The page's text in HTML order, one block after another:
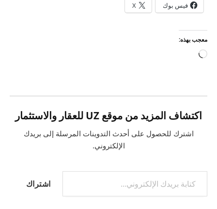
فيس بوك X
معجب بهذه:
جاري
اكتشاف المزيد من موقع UZ للعقار والاستثمار
اشترك للحصول على أحدث التدوينات المرسلة إلى بريدك
الإلكتروني.
كتابة بريدك الإلكتروني...
اشتراك